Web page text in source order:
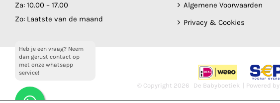
Za: 10.00 – 17.00
Zo: Laatste van de maand
Algemene Voorwaarden
Privacy & Cookies
© Copyright 2026 De Babyboetiek | Powered by
Heb je een vraag? Neem
dan gerust contact op
met onze whatsapp
service!